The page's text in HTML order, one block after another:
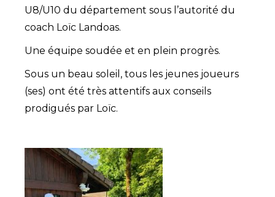
U8/U10 du département sous l’autorité du
coach Loïc Landoas.
Une équipe soudée et en plein progrès.
Sous un beau soleil, tous les jeunes joueurs
(ses) ont été très attentifs aux conseils
prodigués par Loïc.